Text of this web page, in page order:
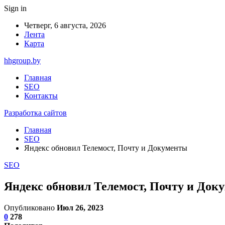
Sign in
Четверг, 6 августа, 2026
Лента
Карта
hhgroup.by
Главная
SEO
Контакты
Разработка сайтов
Главная
SEO
Яндекс обновил Телемост, Почту и Документы
SEO
Яндекс обновил Телемост, Почту и
Опубликовано Июл 26, 2023
0 278